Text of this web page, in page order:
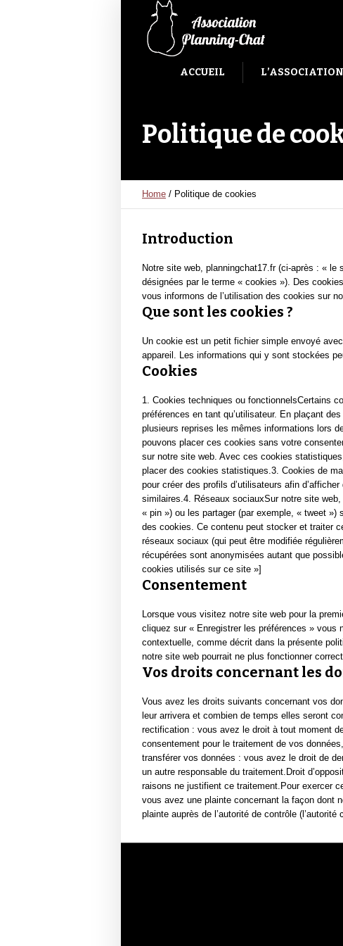
ACCUEIL L’ASSOCIATION
Politique de
Home / Politique de cookies
Introduction
Notre site web, planningchat17.fr (ci-après : «
désignées par le terme « cookies »). Des
vous informons de l’utilisation des cookies sur
Que sont les cookies ?
Un cookie est un petit fichier simple envoyé
appareil. Les informations qui y sont stockées
Cookies
1. Cookies techniques ou fonctionnelsCertains
préférences en tant qu’utilisateur. En plaçant
plusieurs reprises les mêmes informations lors
pouvons placer ces cookies sans votre
sur notre site web. Avec ces cookies
placer des cookies statistiques.3. Cookies de
pour créer des profils d’utilisateurs afin
similaires.4. Réseaux sociauxSur notre site
« pin ») ou les partager (par exemple, « tweet
des cookies. Ce contenu peut stocker et traiter
réseaux sociaux (qui peut être modifiée
récupérées sont anonymisées autant que
cookies utilisés sur ce site »]
Consentement
Lorsque vous visitez notre site web pour la
cliquez sur « Enregistrer les préférences » vous
contextuelle, comme décrit dans la présente
notre site web pourrait ne plus fonctionner
Vos droits concernant les
Vous avez les droits suivants concernant vos
leur arrivera et combien de temps elles seront
rectification : vous avez le droit à tout moment
consentement pour le traitement de vos
transférer vos données : vous avez le droit de
un autre responsable du traitement.Droit
raisons ne justifient ce traitement.Pour exercer
vous avez une plainte concernant la façon dont
plainte auprès de l’autorité de contrôle